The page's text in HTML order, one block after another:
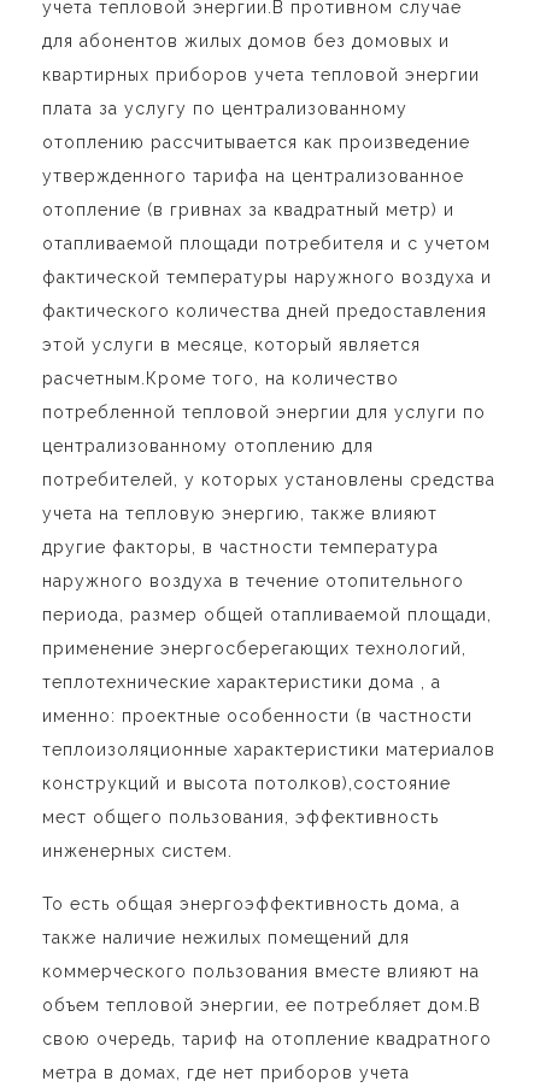
учета тепловой энергии.В противном случае
для абонентов жилых домов без домовых и
квартирных приборов учета тепловой энергии
плата за услугу по централизованному
отоплению рассчитывается как произведение
утвержденного тарифа на централизованное
отопление (в гривнах за квадратный метр) и
отапливаемой площади потребителя и с учетом
фактической температуры наружного воздуха и
фактического количества дней предоставления
этой услуги в месяце, который является
расчетным.Кроме того, на количество
потребленной тепловой энергии для услуги по
централизованному отоплению для
потребителей, у которых установлены средства
учета на тепловую энергию, также влияют
другие факторы, в частности температура
наружного воздуха в течение отопительного
периода, размер общей отапливаемой площади,
применение энергосберегающих технологий,
теплотехнические характеристики дома , а
именно: проектные особенности (в частности
теплоизоляционные характеристики материалов
конструкций и высота потолков),состояние
мест общего пользования, эффективность
инженерных систем.
То есть общая энергоэффективность дома, а
также наличие нежилых помещений для
коммерческого пользования вместе влияют на
объем тепловой энергии, ее потребляет дом.В
свою очередь, тариф на отопление квадратного
метра в домах, где нет приборов учета